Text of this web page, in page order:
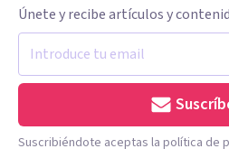
Únete y recibe artículos y
Suscribiéndote aceptas la política de